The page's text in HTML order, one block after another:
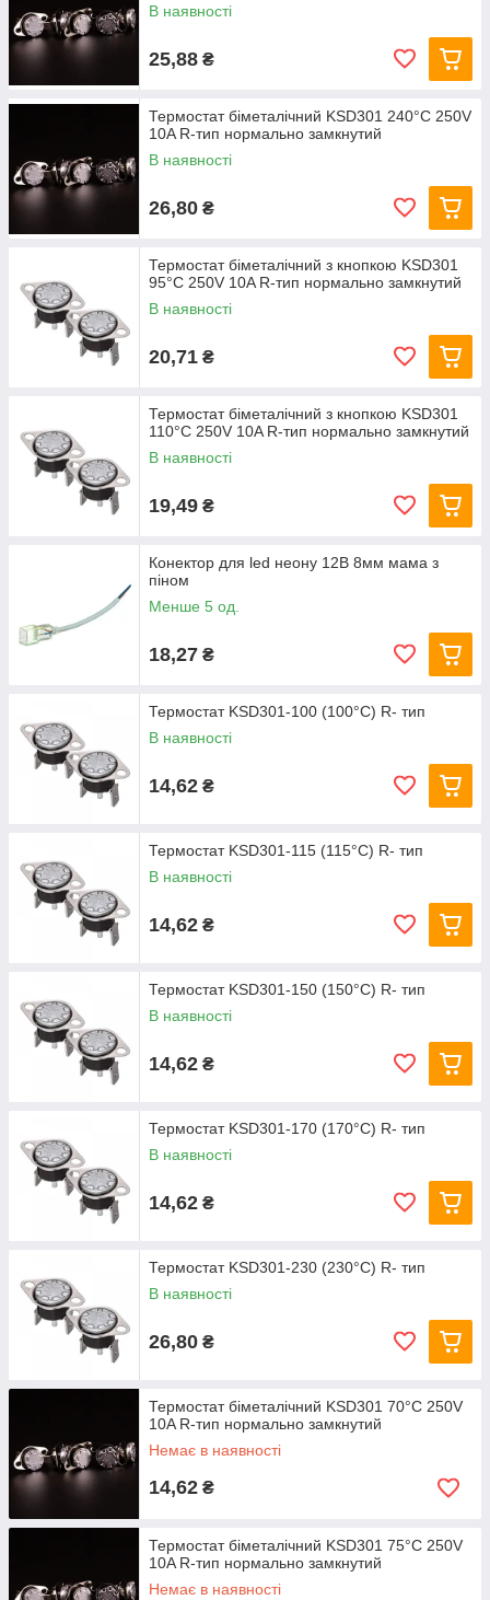
В наявності
25,88 ₴
Термостат біметалічний KSD301 240°C 250V
10A R-тип нормально замкнутий
В наявності
26,80 ₴
Термостат біметалічний з кнопкою KSD301
95°C 250V 10A R-тип нормально замкнутий
В наявності
20,71 ₴
Термостат біметалічний з кнопкою KSD301
110°C 250V 10A R-тип нормально замкнутий
В наявності
19,49 ₴
Конектор для led неону 12В 8мм мама з
піном
Менше 5 од.
18,27 ₴
Термостат KSD301-100 (100°C) R- тип
В наявності
14,62 ₴
Термостат KSD301-115 (115°C) R- тип
В наявності
14,62 ₴
Термостат KSD301-150 (150°C) R- тип
В наявності
14,62 ₴
Термостат KSD301-170 (170°C) R- тип
В наявності
14,62 ₴
Термостат KSD301-230 (230°C) R- тип
В наявності
26,80 ₴
Термостат біметалічний KSD301 70°C 250V
10A R-тип нормально замкнутий
Немає в наявності
14,62 ₴
Термостат біметалічний KSD301 75°C 250V
10A R-тип нормально замкнутий
Немає в наявності